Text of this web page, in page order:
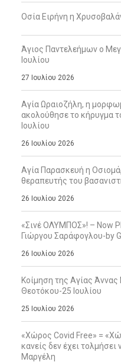
Οσία Ειρήνη η
Άγιος Παντελεήμων ο
Ιουλίου
27 Ιουλίου 2026
Αγία Ωραιοζήλη, η
ακολούθησε το κήρυγμα
Ιουλίου
26 Ιουλίου 2026
Αγία Παρασκευή η
θεραπευτής του
26 Ιουλίου 2026
«Σινέ ΟΛΥΜΠΟΣ»! – Now
Γιώργου Σαράφογλου-by
26 Ιουλίου 2026
Κοίμηση της Αγίας
Θεοτόκου-25 Ιουλίου
25 Ιουλίου 2026
«Χώρος Covid Free» =
κανείς δεν έχει
Μαργέλη